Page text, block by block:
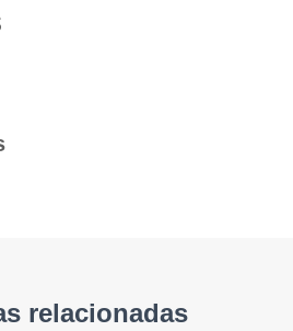
relacionadas